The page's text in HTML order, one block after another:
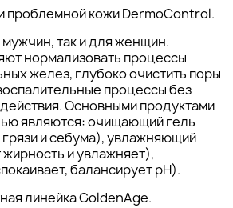
проблемной кожи DermoControl.
так и для женщин.
нормализовать процессы
желез, глубоко очистить поры
процессы без
Основными продуктами
являются: очищающий гель
и себума), увлажняющий
и увлажняет),
балансирует рН).
линейка GoldenAge.